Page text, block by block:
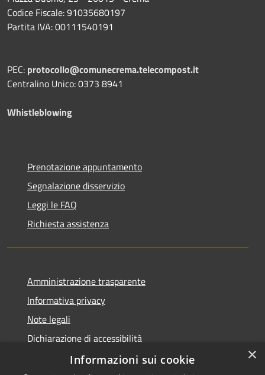
Codice Fiscale: 91035680197
Partita IVA: 00111540191
PEC: protocollo@comunecrema.telecompost.it
Centralino Unico: 0373 8941
Whistleblowing
Prenotazione appuntamento
Segnalazione disservizio
Leggi le FAQ
Richiesta assistenza
Amministrazione trasparente
Informativa privacy
Note legali
Dichiarazione di accessibilità
Piano di miglioramento dei servizi
×
Informazioni sui cookie